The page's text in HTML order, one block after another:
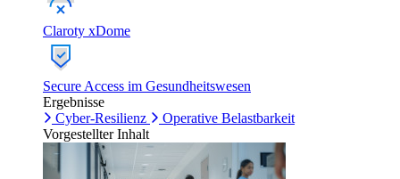
Claroty xDome
Secure Access im Gesundheitswesen
Ergebnisse
Cyber-Resilienz
Operative Belastbarkeit
Vorgestellter Inhalt